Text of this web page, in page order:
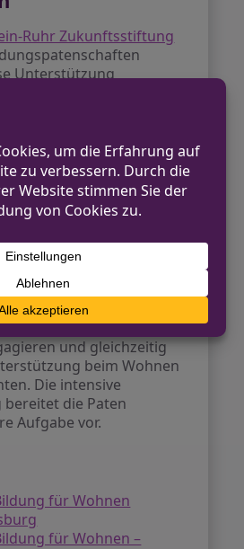
Ruhr Zukunftsstiftung
Unterstützung
Verein, das
und
Win-Win-Situation
zur
dieWebseite von
für Wohnen
sich an Personen, die
und gleichzeitig
beim Wohnen
Die intensive
die Paten
Aufgabe vor.
für Wohnen
für Wohnen –